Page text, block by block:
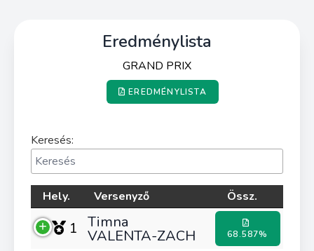
Eredménylista
GRAND PRIX
EREDMÉNYLISTA
Keresés:
Hely. Versenyző Össz.
1 Timna
VALENTA-ZACH 68.587%